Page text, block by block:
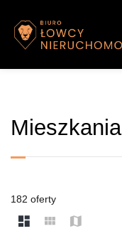
Mieszkania
182 oferty